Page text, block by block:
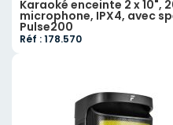
Karaoké enceinte 2 x 10",
microphone, IPX4, avec
Pulse200
Réf : 178.570